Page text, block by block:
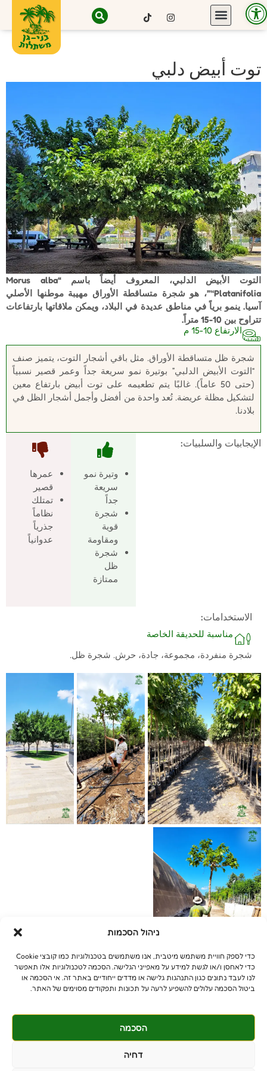
ניהול הסכמות
כדי לספק חוויית משתמש מיטבית, אנו משתמשים בטכנולוגיות כמו קובצי Cookie
כדי לאחסן ו/או לגשת למידע על מאפייני הגלישה. הסכמה לטכנולוגיות אלו תאפשר
לנו לעבד נתונים כגון התנהגות גלישה או מדדים ייחודיים באתר זה. אי הסכמה או
ביטול הסכמה עלולים להשפיע לרעה על תכונות ותפקודים מסוימים של האתר.
הסכמה
דחיה
توت أبيض دلبي
التوت الأبيض الدلبي، المعروف أيضاً باسم “Morus alba
‘Platanifolia'”، هو شجرة متساقطة الأوراق مهيبة موطنها الأصلي
آسيا. ينمو برياً في مناطق عديدة في البلاد، ويمكن ملاقاتها بارتفاعات
تتراوح بين 10-15 متراً.
الارتفاع 10-15 م
شجرة ظل متساقطة الأوراق. مثل باقي أشجار التوت، يتميز صنف
“التوت الأبيض الدلبي” بوتيرة نمو سريعة جداً وعمر قصير نسبياً
(حتى 50 عاماً). غالبًا يتم تطعيمه على توت أبيض بارتفاع معين
لتشكيل مظلة عريضة. تُعد واحدة من أفضل وأجمل أشجار الظل في
بلادنا.
الإيجابيات والسلبيات:
وتيرة نمو
سريعة
جداً
شجرة
قوية
ومقاومة
شجرة
ظل
ممتازة
عمرها
قصير
تمتلك
نظاماً
جذرياً
عدوانياً
الاستخدامات:
مناسبة للحديقة الخاصة
شجرة منفردة، مجموعة، جادة، حرش. شجرة ظل.
© جميع الحقوق محفوظة
benniganmastelot@gmail.com